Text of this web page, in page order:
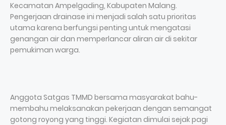
Kecamatan Ampelgading, Kabupaten Malang.
Pengerjaan drainase ini menjadi salah satu prioritas
utama karena berfungsi penting untuk mengatasi
genangan air dan memperlancar aliran air di sekitar
pemukiman warga.
Anggota Satgas TMMD bersama masyarakat bahu-
membahu melaksanakan pekerjaan dengan semangat
gotong royong yang tinggi. Kegiatan dimulai sejak pagi